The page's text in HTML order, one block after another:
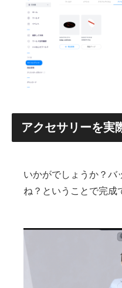
アクセサリーを実
いかがでしょうか？バ
ね？ということで完成